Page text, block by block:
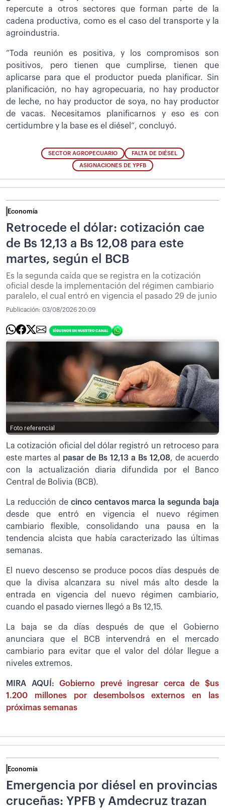
repercute a otros sectores que forman parte de la
cadena productiva, como es el caso del transporte y la
agroindustria.
”Toda reunión es positiva, y los compromisos son
positivos, pero tienen que cumplirse, tienen que
aplicarse para que el productor pueda planificar. Sin
planificación, no hay agropecuaria, no hay productor
de leche, no hay productor de soya, no hay productor
de vacas. Necesitamos planificarnos y eso es con
certidumbre y la base es el diésel”, concluyó.
SECTOR AGROPECUARIO FALTA DE DIÉSEL
ASIGNACIONES DE YPFB
Economía
Retrocede el dólar: cotización cae
de Bs 12,13 a Bs 12,08 para este
martes, según el BCB
Es la segunda caída que se registra en la cotización
oficial desde la implementación del régimen cambiario
paralelo, el cual entró en vigencia el pasado 29 de junio
Publicación: 03/08/2026 20:09
Foto referencial
La cotización oficial del dólar registró un retroceso para
este martes al pasar de Bs 12,13 a Bs 12,08, de acuerdo
con la actualización diaria difundida por el Banco
Central de Bolivia (BCB).
La reducción de cinco centavos marca la segunda baja
desde que entró en vigencia el nuevo régimen
cambiario flexible, consolidando una pausa en la
tendencia alcista que había caracterizado las últimas
semanas.
El nuevo descenso se produce pocos días después de
que la divisa alcanzara su nivel más alto desde la
entrada en vigencia del nuevo régimen cambiario,
cuando el pasado viernes llegó a Bs 12,15.
La baja se da días después de que el Gobierno
anunciara que el BCB intervendrá en el mercado
cambiario para evitar que el valor del dólar llegue a
niveles extremos.
MIRA AQUÍ:Gobierno prevé ingresar cerca de $us
1.200 millones por desembolsos externos en las
próximas semanas
Economía
Emergencia por diésel en provincias
cruceñas: YPFB y Amdecruz trazan